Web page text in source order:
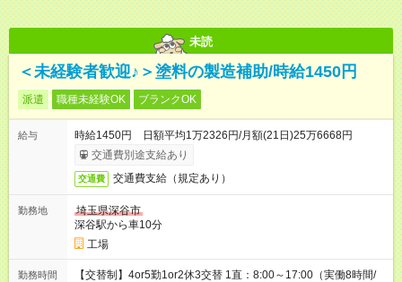
未読
＜未経験者歓迎♪＞塗料の製造補助/時給1450円
派遣 職種未経験OK ブランクOK
給与
時給1450円 日額平均1万2326円/月額(21日)25万6668円
交通費別途支給あり
交通費 交通費支給（規定あり）
勤務地
埼玉県深谷市
深谷駅から車10分
工場
勤務時間
【交替制】4or5勤1or2休3交替 1直：8:00～17:00（実働8時間/